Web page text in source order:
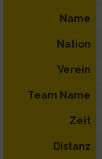
Name
Nation
Verein
Team Name
Zeit
Distanz